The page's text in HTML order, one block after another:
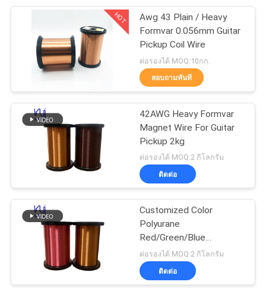
ทัวร์
โรงงาน
ควบคุม
คุณภาพ
เรา
ข่าว
ลวดแม่เหล็ก
194
ลวดทองแดงเคลือบ
ละเอียดพิเศษ
522
HOT
Awg 43 Plain / Heavy
Formvar 0.056mm Guitar
Pickup Coil Wire
ต่อรองได้ MOQ:10กก.
สอบถามทันที
42AWG Heavy Formvar
Magnet Wire For Guitar
Pickup 2kg
ต่อรองได้ MOQ:2 กิโลกรัม
ติดต่อ
Customized Color
Polyurane
Red/Green/Blue
Enameled Copper Wire
For Guitar
ต่อรองได้ MOQ:2 กิโลกรัม
ติดต่อ